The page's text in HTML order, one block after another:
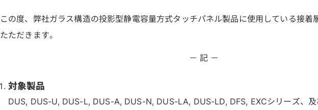
この度、弊社ガラス構造の投影型静電容量方式タッチパネル製品に使用している接着
たただきます。
－ 記 －
対象製品
DUS, DUS-U, DUS-L, DUS-A, DUS-N, DUS-LA, DUS-LD, DFS, EXCシリーズ、